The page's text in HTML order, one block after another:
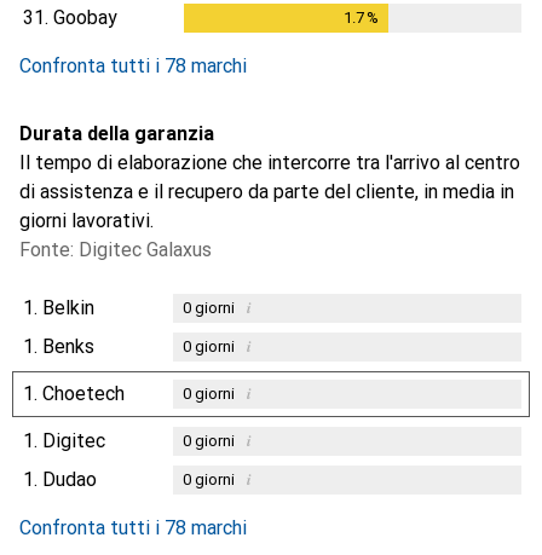
31. Goobay 1.7%
Confronta tutti i 78 marchi
Durata della garanzia
Il tempo di elaborazione che intercorre tra l'arrivo al centro
di assistenza e il recupero da parte del cliente, in media in
giorni lavorativi.
Fonte: Digitec Galaxus
1. Belkin 0giorni i
1. Benks 0giorni i
1. Choetech 0giorni i
1. Digitec 0giorni i
1. Dudao 0giorni i
Confronta tutti i 78 marchi